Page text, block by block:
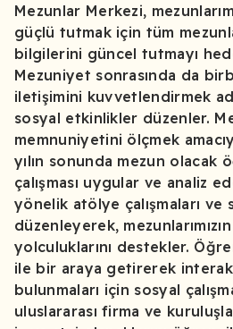
Mezunlar Merkezi,
güçlü tutmak için tüm
bilgilerini güncel tutmayı
Mezuniyet sonrasında da
iletişimini kuvvetlendirmek
sosyal etkinlikler düzenler.
memnuniyetini ölçmek
yılın sonunda mezun olacak
çalışması uygular ve analiz
yönelik atölye çalışmaları ve
düzenleyerek,
yolculuklarını destekler.
ile bir araya getirerek
bulunmaları için sosyal
uluslararası firma ve